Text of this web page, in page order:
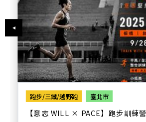
跑步/三鐵/越野跑 臺北市
【意志 WILL × PACE】跑步訓練營